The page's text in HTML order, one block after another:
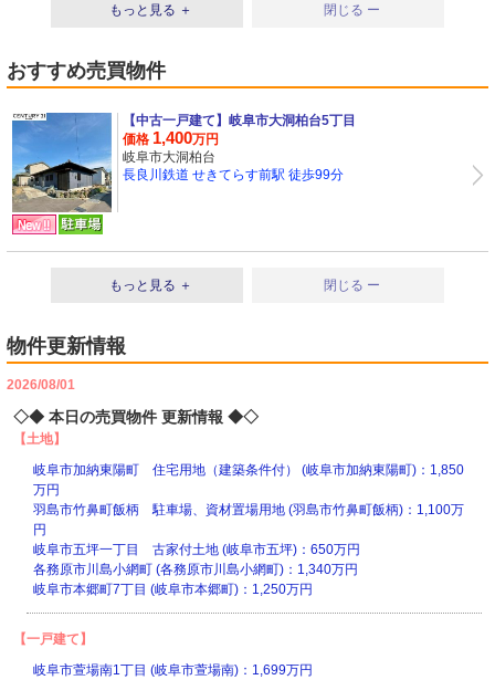
もっと見る ＋ 閉じる ー
おすすめ売買物件
【中古一戸建て】 岐阜市大洞柏台5丁目
価格 1,400万円
岐阜市大洞柏台
長良川鉄道 せきてらす前駅 徒歩99分
もっと見る ＋ 閉じる ー
物件更新情報
2026/08/01
◇◆ 本日の売買物件 更新情報 ◆◇
【土地】
岐阜市加納東陽町 住宅用地（建築条件付） (岐阜市加納東陽町)：1,850
万円
羽島市竹鼻町飯柄 駐車場、資材置場用地 (羽島市竹鼻町飯柄)：1,100万
円
岐阜市五坪一丁目 古家付土地 (岐阜市五坪)：650万円
各務原市川島小網町 (各務原市川島小網町)：1,340万円
岐阜市本郷町7丁目 (岐阜市本郷町)：1,250万円
【一戸建て】
岐阜市萱場南1丁目 (岐阜市萱場南)：1,699万円